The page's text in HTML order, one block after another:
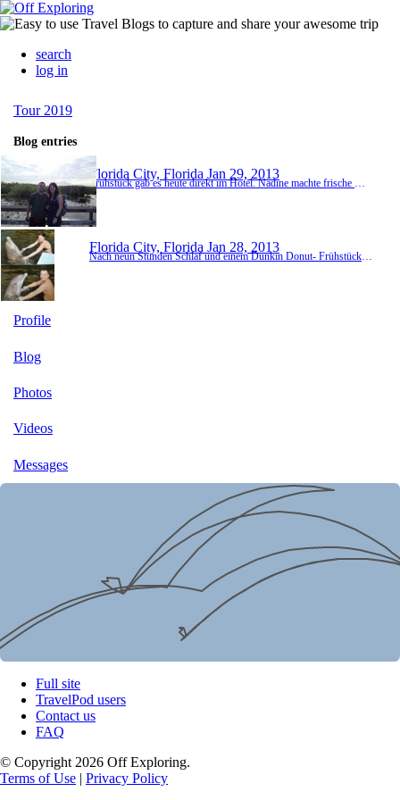
search
log in
Tour 2019
Blog entries
Florida City, Florida Jan 29, 2013
Florida City, Florida Jan 28, 2013
Nach neun Stunden Schlaf und einem Dunkin Donut- Frühstück fuhren wir los nach Marathon um im Turtle Hospital eine Führung zu erleben. Viel Wissenswertes und viele Schildkröten später ging unsere Fahrt weiter nach Grassy Key, wo das Dolphin Research Center steht. Dort hatten wir den Dolphin Dip gebucht und gingen auf Tuchfühlung mit Aleta und Molly (50 Jahre alt). Unsere Bleibe für heute und morgen ist die Travelodge in Florida City und macht einen äuss...
Profile
Blog
Photos
Videos
Messages
Full site
TravelPod users
Contact us
FAQ
© Copyright 2026 Off Exploring.
Terms of Use | Privacy Policy